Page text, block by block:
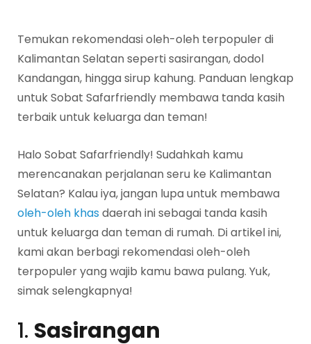
Temukan rekomendasi oleh-oleh terpopuler di
Kalimantan Selatan seperti sasirangan, dodol
Kandangan, hingga sirup kahung. Panduan lengkap
untuk Sobat Safarfriendly membawa tanda kasih
terbaik untuk keluarga dan teman!
Halo Sobat Safarfriendly! Sudahkah kamu
merencanakan perjalanan seru ke Kalimantan
Selatan? Kalau iya, jangan lupa untuk membawa
oleh-oleh khasdaerah ini sebagai tanda kasih
untuk keluarga dan teman di rumah. Di artikel ini,
kami akan berbagi rekomendasi oleh-oleh
terpopuler yang wajib kamu bawa pulang. Yuk,
simak selengkapnya!
1. Sasirangan